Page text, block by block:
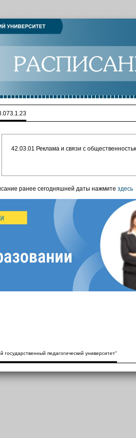
42.03.01 Реклама и связи с
ранее сегодняшней даты нажмите здесь
педагогический университет"